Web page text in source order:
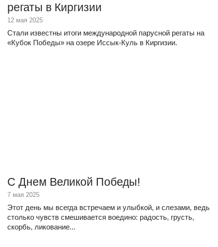
регаты в Киргизии
12 мая 2025
Стали известны итоги международной парусной регаты на
«Кубок Победы» на озере Иссык-Куль в Киргизии.
С Днем Великой Победы!
7 мая 2025
Этот день мы всегда встречаем и улыбкой, и слезами, ведь
столько чувств смешивается воедино: радость, грусть,
скорбь, ликование...